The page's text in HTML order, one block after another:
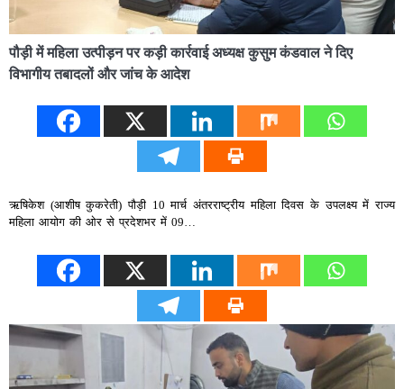
पौड़ी में महिला उत्पीड़न पर कड़ी कार्रवाई अध्यक्ष कुसुम कंडवाल ने दिए
विभागीय तबादलों और जांच के आदेश
ऋषिकेश (आशीष कुकरेती) पौड़ी 10 मार्च अंतरराष्ट्रीय महिला दिवस के उपलक्ष्य में राज्य
महिला आयोग की ओर से प्रदेशभर में 09…